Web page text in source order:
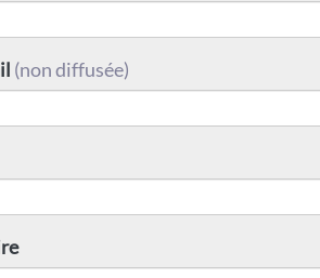
(non diffusée)